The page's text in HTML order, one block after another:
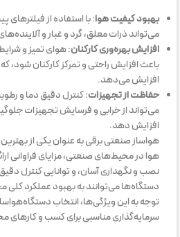
بهبود کیفیت هوا: با استفاده از فیلترهای
می‌تواند ذرات معلق، گرد و غبار و
افزایش بهره‌وری کارکنان: هوای تمیز و
باعث افزایش راحتی و تمرکز کارکنان شود،
افزایش می‌دهد.
حفاظت از تجهیزات: کنترل دقیق دما و
می‌تواند از خرابی و فرسایش تجهیزات
افزایش دهد.
هواساز صنعتی برقی به عنوان یکی از
هوا در محیط‌های صنعتی، مزایای فراوانی
نصب و نگهداری آسان، و توانایی کنترل
دستگاه‌ها می‌توانند به بهبود عملکرد
توجه به این ویژگی‌ها، انتخاب
سرمایه‌گذاری مناسبی برای کسب و کارهای